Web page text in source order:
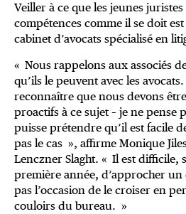
Veiller à ce que les jeunes
compétences comme il se doit
cabinet d’avocats spécialisé en
« Nous rappelons aux associés
qu’ils le peuvent avec les
reconnaître que nous devons
proactifs à ce sujet – je ne pense
puisse prétendre qu’il est facile
pas le cas », affirme Monique
Lenczner Slaght. « Il est difficile,
première année, d’approcher un
pas l’occasion de le croiser en
couloirs du bureau. »